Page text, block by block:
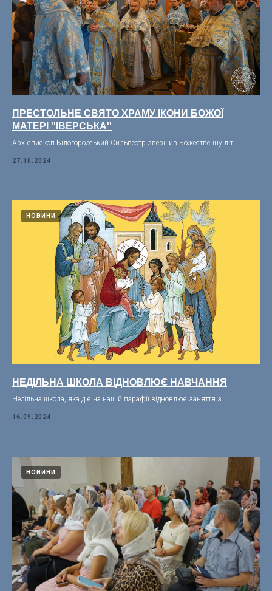
ПРЕСТОЛЬНЕ СВЯТО ХРАМУ ІКОНИ БОЖОЇ
МАТЕРІ ''ІВЕРСЬКА''
Архієпископ Білогородський Сильвестр звершив Божественну літ ...
27.10.2024
НОВИНИ
НЕДІЛЬНА ШКОЛА ВІДНОВЛЮЄ НАВЧАННЯ
Недільна школа, яка діє на нашій парафії відновлює заняття з ...
16.09.2024
НОВИНИ